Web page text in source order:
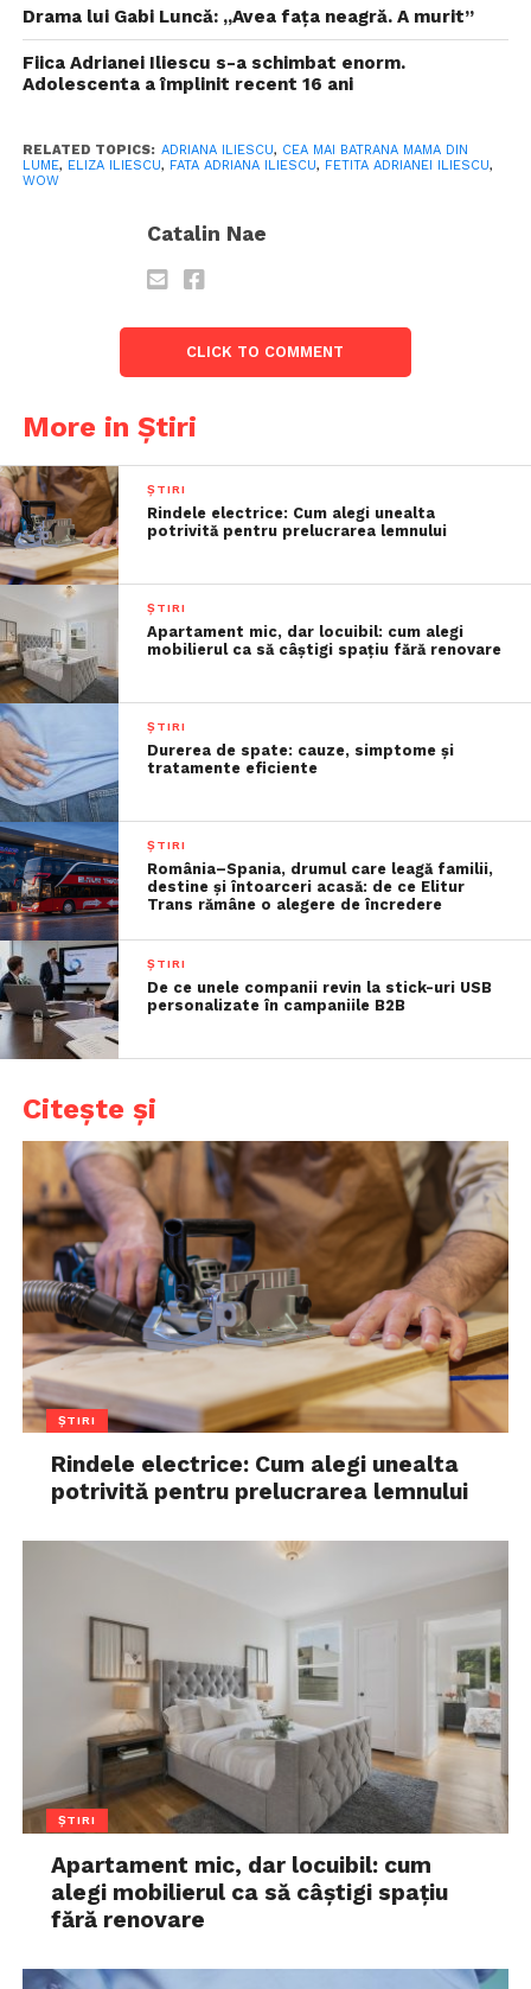
Drama lui Gabi Luncă: „Avea faţa neagră. A murit”
Fiica Adrianei Iliescu s-a schimbat enorm.
Adolescenta a împlinit recent 16 ani
RELATED TOPICS: ADRIANA ILIESCU, CEA MAI BATRANA MAMA DIN
LUME, ELIZA ILIESCU, FATA ADRIANA ILIESCU, FETITA ADRIANEI ILIESCU,
WOW
Catalin Nae
CLICK TO COMMENT
More in Știri
ȘTIRI
Rindele electrice: Cum alegi unealta
potrivită pentru prelucrarea lemnului
ȘTIRI
Apartament mic, dar locuibil: cum alegi
mobilierul ca să câștigi spațiu fără renovare
ȘTIRI
Durerea de spate: cauze, simptome și
tratamente eficiente
ȘTIRI
România–Spania, drumul care leagă familii,
destine și întoarceri acasă: de ce Elitur
Trans rămâne o alegere de încredere
ȘTIRI
De ce unele companii revin la stick-uri USB
personalizate în campaniile B2B
Citește și
ȘTIRI
Rindele electrice: Cum alegi unealta
potrivită pentru prelucrarea lemnului
ȘTIRI
Apartament mic, dar locuibil: cum
alegi mobilierul ca să câștigi spațiu
fără renovare